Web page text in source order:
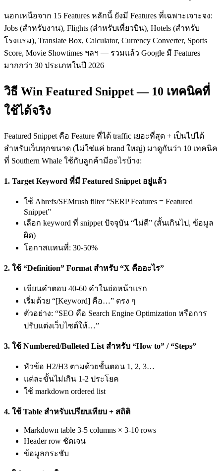
นอกเหนือจาก 15 Features หลักนี้ ยังมี Features ที่เฉพาะเจาะจง:
Jobs (สำหรับงาน), Flights (สำหรับเที่ยวบิน), Hotels (สำหรับ
โรงแรม), Translate Box, Calculator, Currency Converter, Sports
Score, Movie Showtimes ฯลฯ — รวมแล้ว Google มี Features
มากกว่า 30 ประเภทในปี 2026
วิธี Win Featured Snippet — 10 เทคนิคที่
ใช้ได้จริง
Featured Snippet คือ Feature ที่ได้ traffic เยอะที่สุด + เป็นไปได้
สำหรับเว็บทุกขนาด (ไม่ใช่แค่ brand ใหญ่) มาดูกันว่า 10 เทคนิค
ที่ Southern Whale ใช้กับลูกค้ามีอะไรบ้าง:
1. Target Keyword ที่มี Featured Snippet อยู่แล้ว
ใช้ Ahrefs/SEMrush filter “SERP Features = Featured
Snippet”
เลือก keyword ที่ snippet ปัจจุบัน “ไม่ดี” (สั้นเกินไป, ข้อมูล
ผิด)
โอกาสแทนที่: 30-50%
2. ใช้ “Definition” Format สำหรับ “X คืออะไร”
เขียนคำตอบ 40-60 คำในย่อหน้าแรก
เริ่มด้วย “[Keyword] คือ…” ตรง ๆ
ตัวอย่าง: “SEO คือ Search Engine Optimization หรือการ
ปรับแต่งเว็บไซต์ให้…”
3. ใช้ Numbered/Bulleted List สำหรับ “How to” / “Steps”
หัวข้อ H2/H3 ตามด้วยขั้นตอน 1, 2, 3…
แต่ละขั้นไม่เกิน 1-2 ประโยค
ใช้ markdown ordered list
4. ใช้ Table สำหรับเปรียบเทียบ + สถิติ
Markdown table 3-5 columns × 3-10 rows
Header row ชัดเจน
ข้อมูลกระชับ